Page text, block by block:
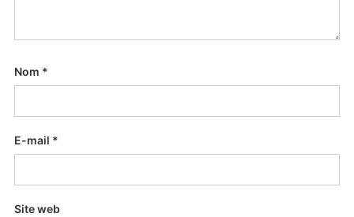
Nom *
E-mail *
Site web